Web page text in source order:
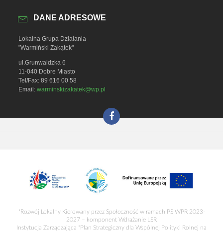
DANE ADRESOWE
Lokalna Grupa Działania
"Warmiński Zakątek"
ul.Grunwaldzka 6
11-040 Dobre Miasto
Tel/Fax: 89 616 00 58
Email:warminskizakatek@wp.pl
"Rozwój Lokalny Kierowany przez Społeczność w ramach PS WPR 2023-
2027 – komponent Wdrażanie LSR
Instytucja Zarządzająca "Plan Strategiczny dla Wspólnej Polityki Rolnej na